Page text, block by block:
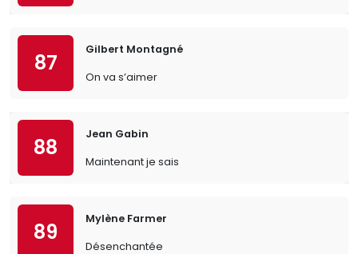
87
Gilbert Montagné
On va s’aimer
88
Jean Gabin
Maintenant je sais
89
Mylène Farmer
Désenchantée